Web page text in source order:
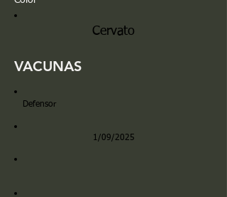
Cervato
VACUNAS
Defensor
1/09/2025